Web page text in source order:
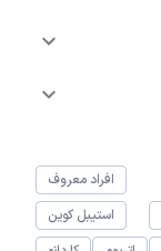
افراد معروف
استیبل کوین